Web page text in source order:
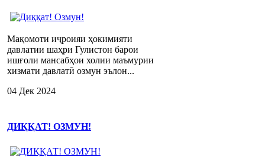
Мақомоти иҷроияи ҳокимияти
давлатии шаҳри Гулистон барои
ишғоли мансабҳои холии маъмурии
хизмати давлатӣ озмун эълон...
04 Дек 2024
ДИҚҚАТ! ОЗМУН!